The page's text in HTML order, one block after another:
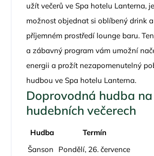
užít večerů ve Spa hotelu Lanterna,
možnost objednat si oblíbený drink
příjemném prostředí lounge baru.
a zábavný program vám umožní
energii a prožít nezapomenutelný
hudbou ve Spa hotelu Lanterna.
Doprovodná hudba na
hudebních večerech
Hudba
Termín
Šanson
Pondělí, 26. července